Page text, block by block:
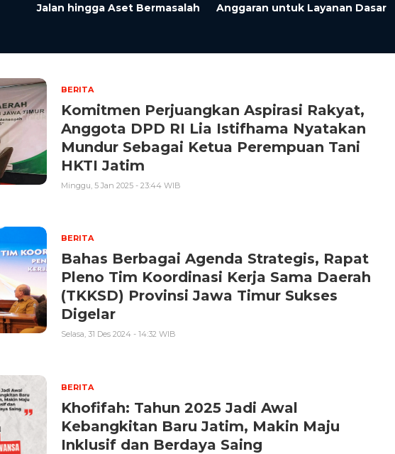
Jalan hingga Aset Bermasalah
Anggaran untuk Layanan Dasar
BERITA
Komitmen Perjuangkan Aspirasi Rakyat,
Anggota DPD RI Lia Istifhama Nyatakan
Mundur Sebagai Ketua Perempuan Tani
HKTI Jatim
Minggu, 5 Jan 2025 - 23:44 WIB
BERITA
Bahas Berbagai Agenda Strategis, Rapat
Pleno Tim Koordinasi Kerja Sama Daerah
(TKKSD) Provinsi Jawa Timur Sukses
Digelar
Selasa, 31 Des 2024 - 14:32 WIB
BERITA
Khofifah: Tahun 2025 Jadi Awal
Kebangkitan Baru Jatim, Makin Maju
Inklusif dan Berdaya Saing